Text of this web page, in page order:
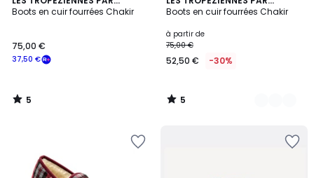
M.BELARBI
Boots en cuir fourrées Chakir
37,50 €
75,00 €
/
5
/
M.BELARBI
Boots en cuir fourrées Chakir
à partir de
75,00 €
52,50 € -30%
/
Couleurs
5
/